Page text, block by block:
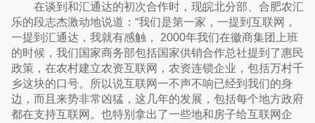
在谈到和汇通达的初次合作时，现皖北分部、合肥农汇
乐的段志杰激动地说道：“我们是第一家，一提到互联网，
一提到汇通达，我就有感触， 2000年我们在徽商集团上班
的时候，我们国家商务部包括国家供销合作总社提到了惠民
政策，在农村建立农资互联网，农资连锁企业，包括万村千
乡这块的口号。所以说互联网一不声不响已经到我们的身
边，而且来势非常凶猛，这几年的发展，包括每个地方政府
都在支持互联网。也特别拿出了一些地和房子给互联网企